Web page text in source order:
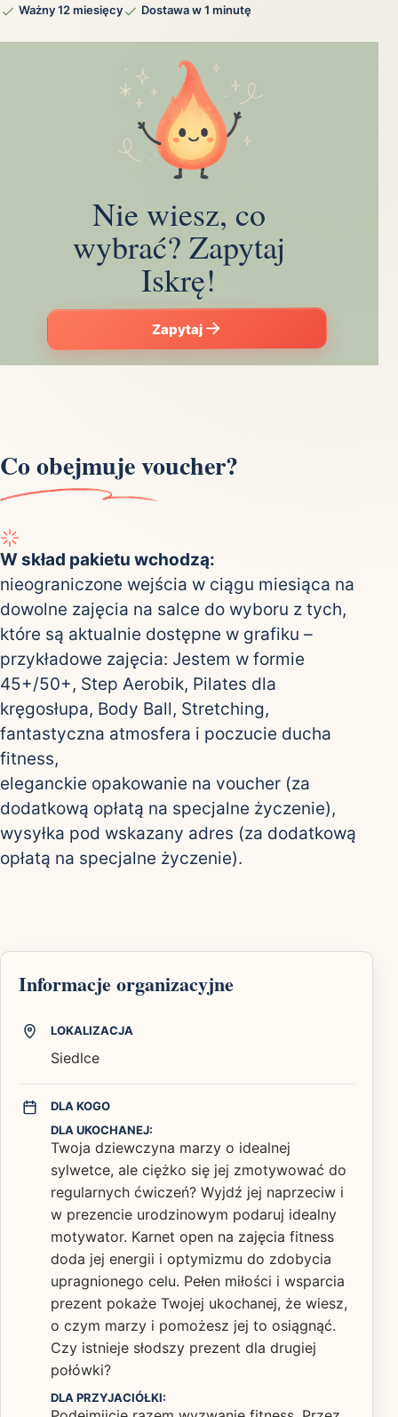
Ważny 12 miesięcy Dostawa w 1 minutę
Nie wiesz, co
wybrać? Zapytaj
Iskrę!
Zapytaj
Co obejmuje voucher?
W skład pakietu wchodzą:
nieograniczone wejścia w ciągu miesiąca na
dowolne zajęcia na salce do wyboru z tych,
które są aktualnie dostępne w grafiku –
przykładowe zajęcia: Jestem w formie
45+/50+, Step Aerobik, Pilates dla
kręgosłupa, Body Ball, Stretching,
fantastyczna atmosfera i poczucie ducha
fitness,
eleganckie opakowanie na voucher (za
dodatkową opłatą na specjalne życzenie),
wysyłka pod wskazany adres (za dodatkową
opłatą na specjalne życzenie).
Informacje organizacyjne
LOKALIZACJA
Siedlce
DLA KOGO
DLA UKOCHANEJ:
Twoja dziewczyna marzy o idealnej
sylwetce, ale ciężko się jej zmotywować do
regularnych ćwiczeń? Wyjdź jej naprzeciw i
w prezencie urodzinowym podaruj idealny
motywator. Karnet open na zajęcia fitness
doda jej energii i optymizmu do zdobycia
upragnionego celu. Pełen miłości i wsparcia
prezent pokaże Twojej ukochanej, że wiesz,
o czym marzy i pomożesz jej to osiągnąć.
Czy istnieje słodszy prezent dla drugiej
połówki?
DLA PRZYJACIÓŁKI: